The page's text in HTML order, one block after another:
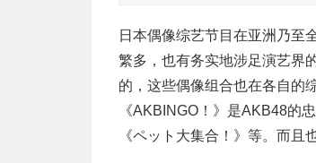
日本偶像综艺节目在亚洲乃至
繁多，也有务实地涉足演艺界
的，这些偶像组合也在各自的
《AKBINGO！》是AKB48的
《ペット大集合！》等。而且